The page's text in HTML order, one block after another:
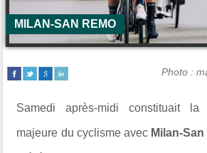
MILAN-SAN REMO
Photo :
Samedi après-midi constituait la
majeure du cyclisme avec Milan-